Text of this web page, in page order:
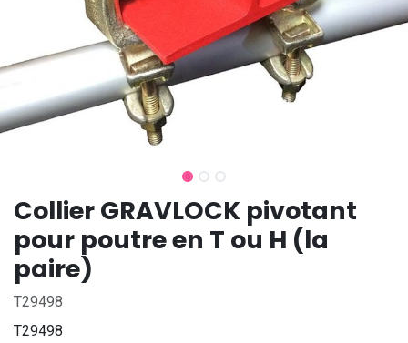
Collier GRAVLOCK pivotant
pour poutre en T ou H (la
paire)
T29498
T29498